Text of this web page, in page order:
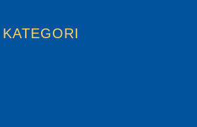
KATEGORI